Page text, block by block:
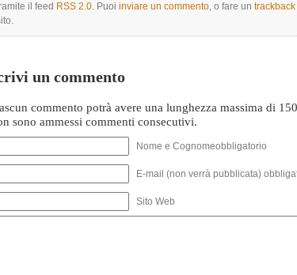
il feed RSS 2.0. Puoi inviare un commento, o fare un trackback
un commento
commento potrà avere una lunghezza massima di
sono ammessi commenti consecutivi.
Nome e Cognomeobbligatorio
E-mail (non verrà pubblicata)
Sito Web